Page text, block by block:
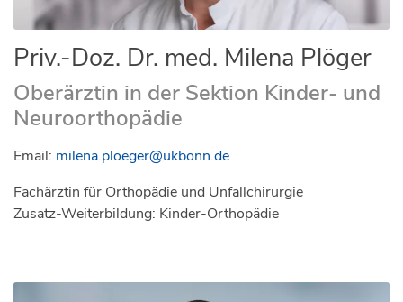
Priv.-Doz. Dr. med. Milena Plöger
Oberärztin in der Sektion Kinder- und
Neuroorthopädie
Email: milena.ploeger@ukbonn.de
Fachärztin für Orthopädie und Unfallchirurgie
Zusatz-Weiterbildung: Kinder-Orthopädie